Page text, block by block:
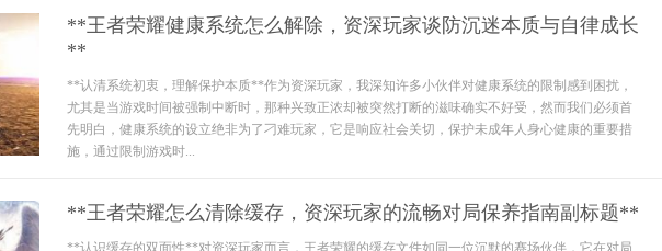
**王者荣耀健康系统怎么解除，资深玩家谈防沉迷本质与自律成长
**
**认清系统初衷，理解保护本质**作为资深玩家，我深知许多小伙伴对健康系统的限制感到困扰，
尤其是当游戏时间被强制中断时，那种兴致正浓却被突然打断的滋味确实不好受，然而我们必须首
先明白，健康系统的设立绝非为了刁难玩家，它是响应社会关切，保护未成年人身心健康的重要措
施，通过限制游戏时...
**王者荣耀怎么清除缓存，资深玩家的流畅对局保养指南副标题**
**认识缓存的双面性**对资深玩家而言，王者荣耀的缓存文件如同一位沉默的赛场伙伴，它在对局